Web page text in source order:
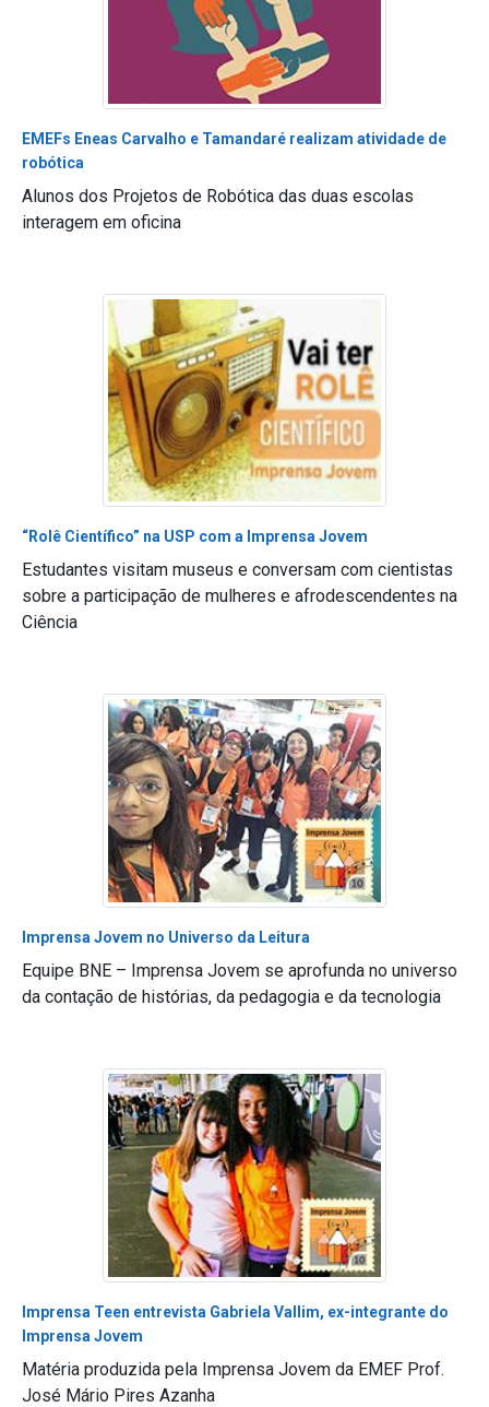
EMEFs Eneas Carvalho e Tamandaré realizam atividade de
robótica
Alunos dos Projetos de Robótica das duas escolas
interagem em oficina
“Rolê Científico” na USP com a Imprensa Jovem
Estudantes visitam museus e conversam com cientistas
sobre a participação de mulheres e afrodescendentes na
Ciência
Imprensa Jovem no Universo da Leitura
Equipe BNE – Imprensa Jovem se aprofunda no universo
da contação de histórias, da pedagogia e da tecnologia
Imprensa Teen entrevista Gabriela Vallim, ex-integrante do
Imprensa Jovem
Matéria produzida pela Imprensa Jovem da EMEF Prof.
José Mário Pires Azanha